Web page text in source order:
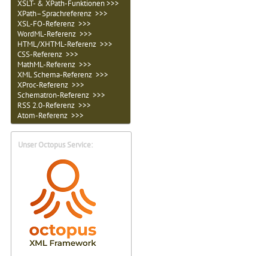
XSLT- & XPath-Funktionen >>>
XPath–Sprachreferenz >>>
XSL-FO-Referenz >>>
WordML-Referenz >>>
HTML/XHTML-Referenz >>>
CSS-Referenz >>>
MathML-Referenz >>>
XML Schema-Referenz >>>
XProc-Referenz >>>
Schematron-Referenz >>>
RSS 2.0-Referenz >>>
Atom-Referenz >>>
Unser Octopus Service: